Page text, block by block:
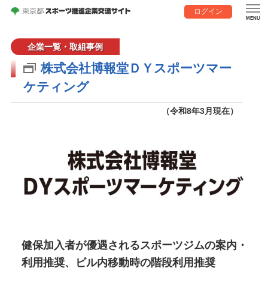
ログイン
企業一覧・取組事例
株式会社博報堂ＤＹスポーツマー
ケティング
（令和8年3月現在）
健保加入者が優遇されるスポーツジムの案内・
利用推奨、ビル内移動時の階段利用推奨